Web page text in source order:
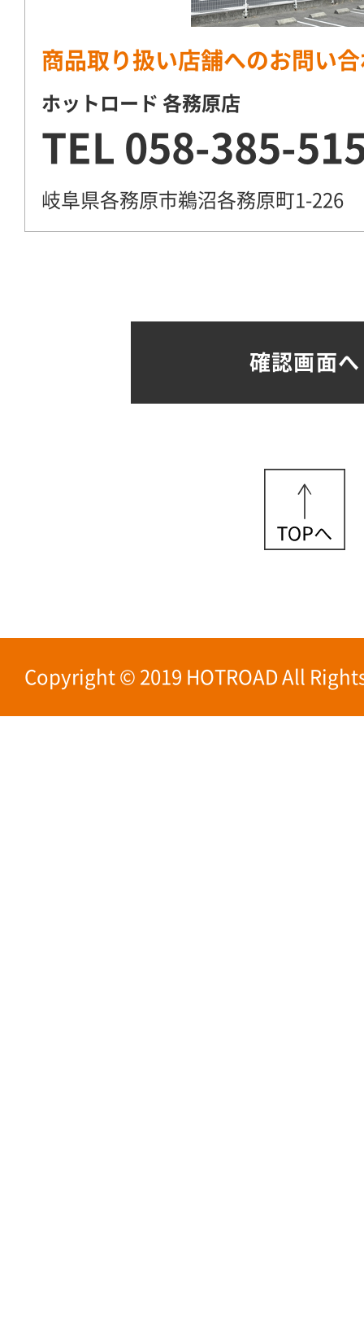
商品取り扱い店舗へのお問い
ホットロード 各務原店
TEL 058-385-
岐阜県各務原市鵜沼各務原町1-226
Copyright © 2019 HOTROAD All